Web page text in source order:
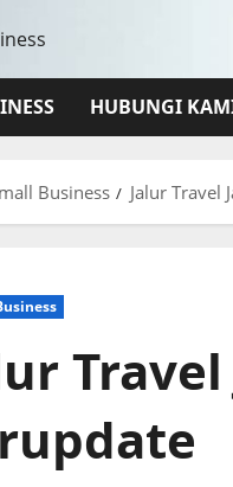
HUBUNGI
Business Jalur Travel